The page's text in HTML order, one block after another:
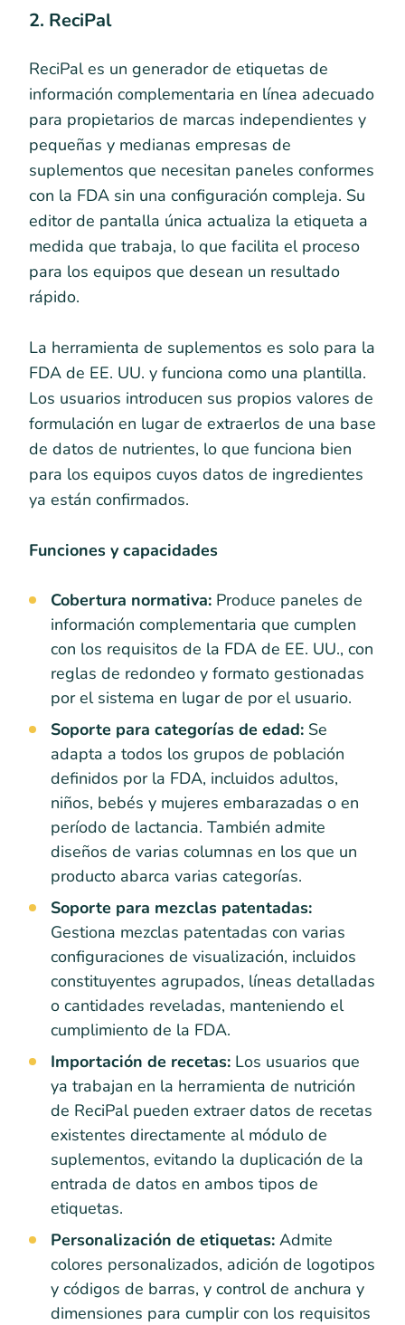
2. ReciPal
ReciPal es un generador de etiquetas de
información complementaria en línea adecuado
para propietarios de marcas independientes y
pequeñas y medianas empresas de
suplementos que necesitan paneles conformes
con la FDA sin una configuración compleja. Su
editor de pantalla única actualiza la etiqueta a
medida que trabaja, lo que facilita el proceso
para los equipos que desean un resultado
rápido.
La herramienta de suplementos es solo para la
FDA de EE. UU. y funciona como una plantilla.
Los usuarios introducen sus propios valores de
formulación en lugar de extraerlos de una base
de datos de nutrientes, lo que funciona bien
para los equipos cuyos datos de ingredientes
ya están confirmados.
Funciones y capacidades
Cobertura normativa: Produce paneles de
información complementaria que cumplen
con los requisitos de la FDA de EE. UU., con
reglas de redondeo y formato gestionadas
por el sistema en lugar de por el usuario.
Soporte para categorías de edad: Se
adapta a todos los grupos de población
definidos por la FDA, incluidos adultos,
niños, bebés y mujeres embarazadas o en
período de lactancia. También admite
diseños de varias columnas en los que un
producto abarca varias categorías.
Soporte para mezclas patentadas:
Gestiona mezclas patentadas con varias
configuraciones de visualización, incluidos
constituyentes agrupados, líneas detalladas
o cantidades reveladas, manteniendo el
cumplimiento de la FDA.
Importación de recetas: Los usuarios que
ya trabajan en la herramienta de nutrición
de ReciPal pueden extraer datos de recetas
existentes directamente al módulo de
suplementos, evitando la duplicación de la
entrada de datos en ambos tipos de
etiquetas.
Personalización de etiquetas: Admite
colores personalizados, adición de logotipos
y códigos de barras, y control de anchura y
dimensiones para cumplir con los requisitos